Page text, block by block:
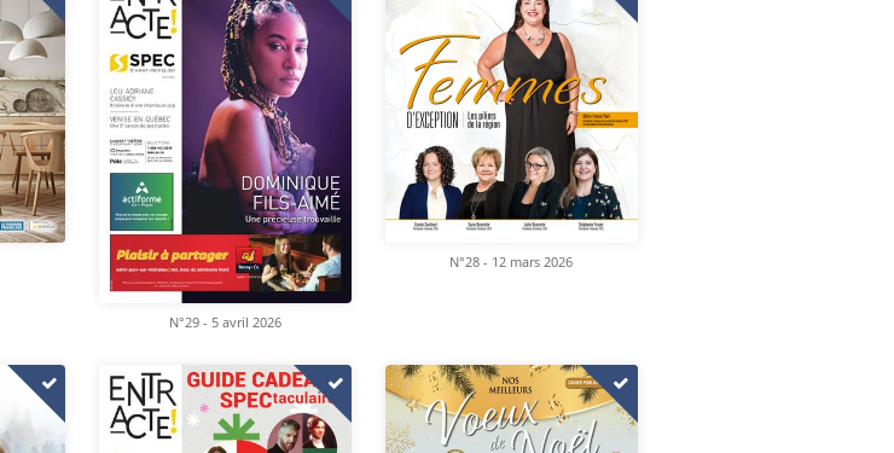
N°29 - 5 avril 2026
N°28 - 12 mars 2026